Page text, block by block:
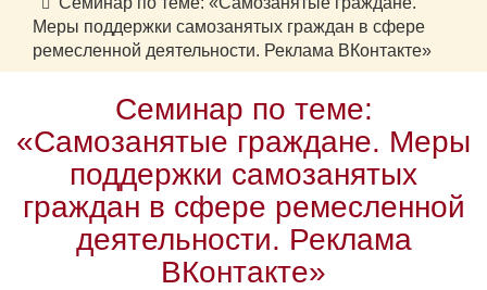
Меры поддержки самозанятых граждан в сфере
ремесленной деятельности. Реклама ВКонтакте»
Семинар по теме:
«Самозанятые граждане. Меры
поддержки самозанятых
граждан в сфере ремесленной
деятельности. Реклама
ВКонтакте»